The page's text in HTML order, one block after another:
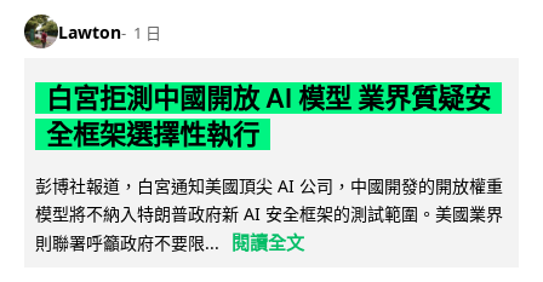
Lawton 1 日
白宮拒測中國開放 AI 模型 業界質疑安
全框架選擇性執行
彭博社報道，白宮通知美國頂尖 AI 公司，中國開發的開放權重
模型將不納入特朗普政府新 AI 安全框架的測試範圍。美國業界
則聯署呼籲政府不要限...
閱讀全文